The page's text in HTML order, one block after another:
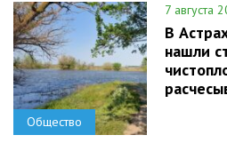
Общество
7 августа
В
нашли